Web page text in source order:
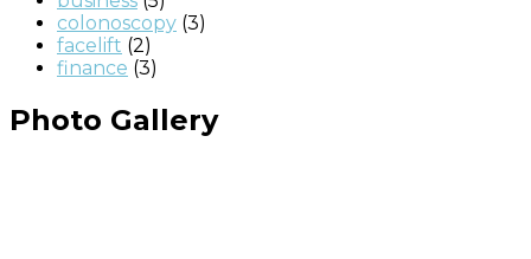
colonoscopy (3)
facelift (2)
finance (3)
Photo Gallery